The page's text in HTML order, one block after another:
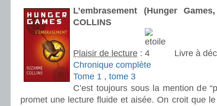
L’embrasement (Hunger
COLLINS
Plaisir de lecture :
Livre à
Chronique complète
Tome 1 , tome 3
C’est toujours sous la mention de
promet une lecture fluide et aisée. On croit que